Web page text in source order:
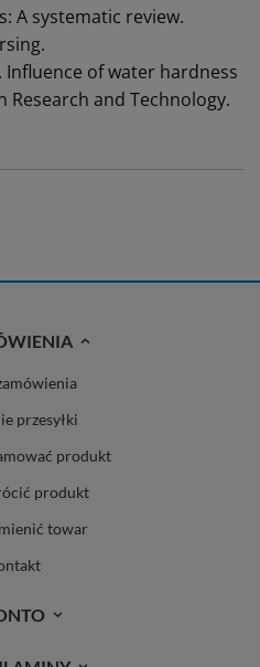
A systematic review.
Influence of water hardness
Research and Technology.
przesyłki
produkt
produkt
towar